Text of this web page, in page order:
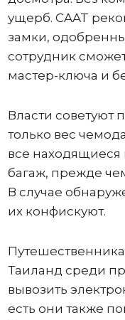
ущерб. CAAT
замки,
сотрудник
мастер-ключа и
Власти советуют
только вес
все находящиеся
багаж, прежде
В случае
их конфискуют.
Таиланд среди
вывозить
есть они также